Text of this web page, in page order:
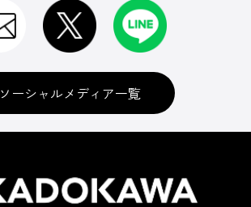
ソーシャルメディア一覧